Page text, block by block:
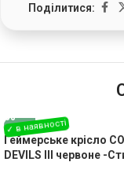
Поділитися:
Геймерське крісло
DEVILS III червоне -